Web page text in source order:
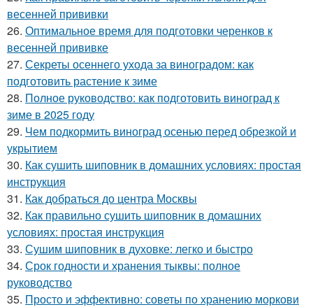
весенней прививки
26. Оптимальное время для подготовки черенков к
весенней прививке
27. Секреты осеннего ухода за виноградом: как
подготовить растение к зиме
28. Полное руководство: как подготовить виноград к
зиме в 2025 году
29. Чем подкормить виноград осенью перед обрезкой и
укрытием
30. Как сушить шиповник в домашних условиях: простая
инструкция
31. Как добраться до центра Москвы
32. Как правильно сушить шиповник в домашних
условиях: простая инструкция
33. Сушим шиповник в духовке: легко и быстро
34. Срок годности и хранения тыквы: полное
руководство
35. Просто и эффективно: советы по хранению моркови